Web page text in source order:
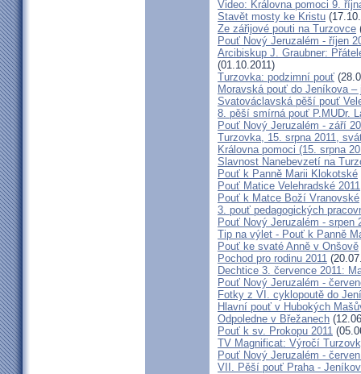
Video: Královna pomoci 9.
Stavět mosty ke Kristu
Ze zářijové pouti na Turzovce
Pouť Nový Jeruzalém - říjen
Arcibiskup J. Graubner:
(01.10.2011)
Turzovka: podzimní pouť
Moravská pouť do Jeníkova
Svatováclavská pěší pouť
8. pěší smírná pouť P.MUDr.
Pouť Nový Jeruzalém - září
Turzovka, 15. srpna 2011,
Královna pomoci (15. srpna
Slavnost Nanebevzetí na
Pouť k Panně Marii Klokotské
Pouť Matice Velehradské 2011
Pouť k Matce Boží Vranovské
3. pouť pedagogických
Pouť Nový Jeruzalém - srpen
Tip na výlet - Pouť k Panně
Pouť ke svaté Anně v Onšově
Pochod pro rodinu 2011
Dechtice 3. července 2011:
Pouť Nový Jeruzalém -
Fotky z VI. cyklopoutě do
Hlavní pouť v Hubokých
Odpoledne v Břežanech
Pouť k sv. Prokopu 2011
TV Magnificat: Výročí
Pouť Nový Jeruzalém -
VII. Pěší pouť Praha -